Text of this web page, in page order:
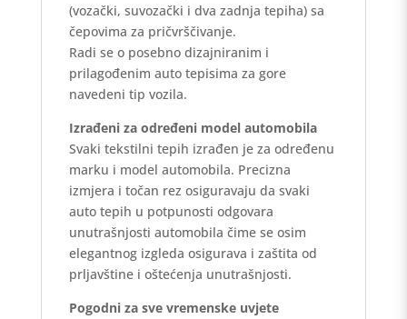
(vozački, suvozački i dva zadnja tepiha) sa
čepovima za pričvrščivanje.
Radi se o posebno dizajniranim i
prilagođenim auto tepisima za gore
navedeni tip vozila.
Izrađeni za određeni model automobila
Svaki tekstilni tepih izrađen je za određenu
marku i model automobila. Precizna
izmjera i točan rez osiguravaju da svaki
auto tepih u potpunosti odgovara
unutrašnjosti automobila čime se osim
elegantnog izgleda osigurava i zaštita od
prljavštine i oštećenja unutrašnjosti.
Pogodni za sve vremenske uvjete